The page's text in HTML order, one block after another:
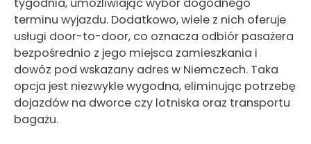
tygodnia, umożliwiając wybór dogodnego
terminu wyjazdu. Dodatkowo, wiele z nich oferuje
usługi door-to-door, co oznacza odbiór pasażera
bezpośrednio z jego miejsca zamieszkania i
dowóz pod wskazany adres w Niemczech. Taka
opcja jest niezwykle wygodna, eliminując potrzebę
dojazdów na dworce czy lotniska oraz transportu
bagażu.